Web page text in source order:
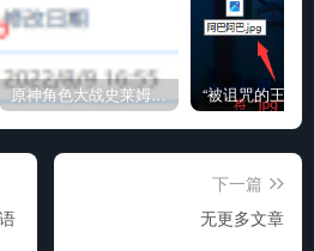
原神角色大战史莱姆与丘丘人高质量视频
下一篇
无更多文章